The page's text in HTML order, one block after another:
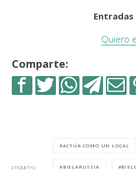
Quiero
Comparte:
ETIQUETAS
ACTÚA COMO UN LOCAL
BIELARUSSIA